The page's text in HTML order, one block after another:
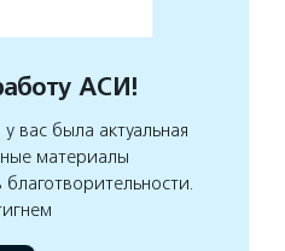
АСИ!
вас была актуальная
материалы